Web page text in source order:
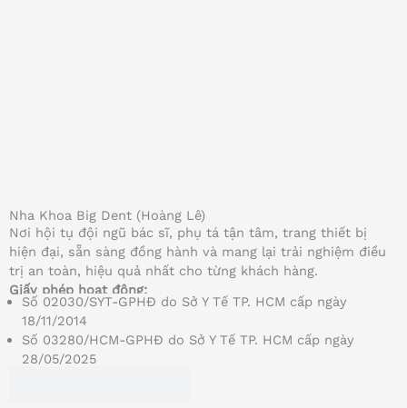
Nha Khoa Big Dent (Hoàng Lê)
Nơi hội tụ đội ngũ bác sĩ, phụ tá tận tâm, trang thiết bị
hiện đại, sẵn sàng đồng hành và mang lại trải nghiệm điều
trị an toàn, hiệu quả nhất cho từng khách hàng.
Giấy phép hoạt động:
Số 02030/SYT-GPHĐ do Sở Y Tế TP. HCM cấp ngày
18/11/2014
Số 03280/HCM-GPHĐ do Sở Y Tế TP. HCM cấp ngày
28/05/2025